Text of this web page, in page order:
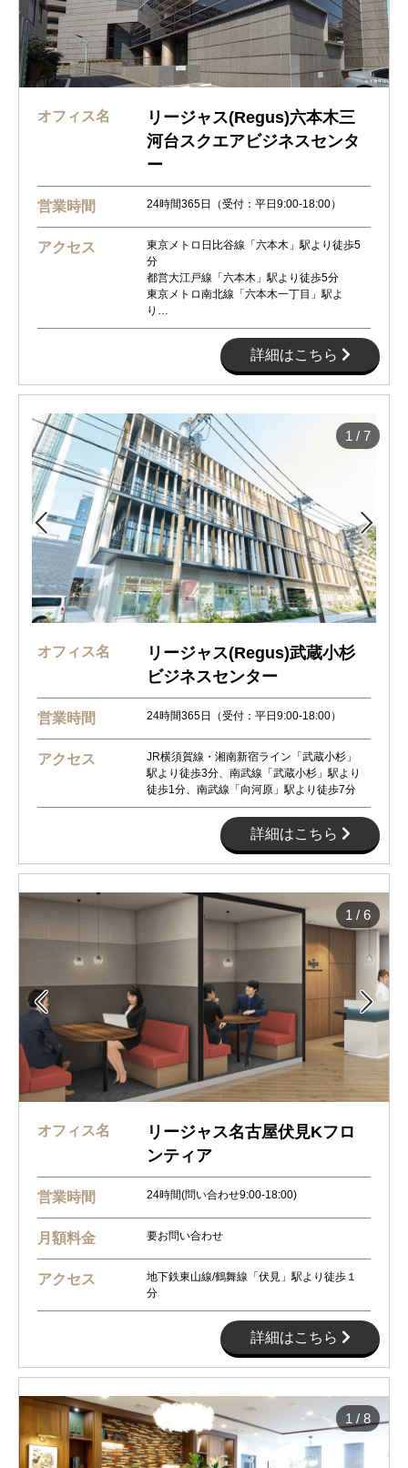
オフィス名
リージャス(Regus)六本木三
河台スクエアビジネスセンタ
ー
営業時間 24時間365日（受付：平日9:00-18:00）
アクセス
東京メトロ日比谷線「六本木」駅より徒歩5
分
都営大江戸線「六本木」駅より徒歩5分
東京メトロ南北線「六本木一丁目」駅よ
り…
詳細はこちら
 
1 / 7
オフィス名
リージャス(Regus)武蔵小杉
ビジネスセンター
営業時間 24時間365日（受付：平日9:00-18:00）
アクセス
JR横須賀線・湘南新宿ライン「武蔵小杉」
駅より徒歩3分、南武線「武蔵小杉」駅より
徒歩1分、南武線「向河原」駅より徒歩7分
詳細はこちら
 
1 / 6
オフィス名
リージャス名古屋伏見Kフロ
ンティア
営業時間 24時間(問い合わせ9:00-18:00)
月額料金 要お問い合わせ
アクセス
地下鉄東山線/鶴舞線「伏見」駅より徒歩１
分
詳細はこちら
1 / 8